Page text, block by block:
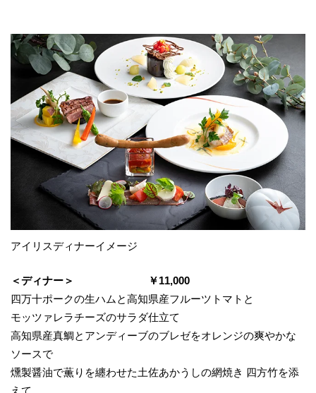
アイリスディナーイメージ
＜ディナー＞ ￥11,000
四万十ポークの生ハムと高知県産フルーツトマトと
モッツァレラチーズのサラダ仕立て
高知県産真鯛とアンディーブのブレゼをオレンジの爽やかな
ソースで
燻製醤油で薫りを纏わせた土佐あかうしの網焼き 四方竹を添
えて